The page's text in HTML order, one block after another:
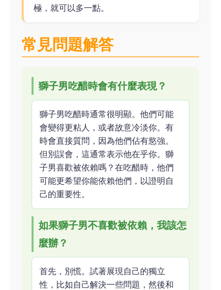
極，就可以多一點。
常見問題解答
獅子男吃醋時會有什麼表現？
獅子男吃醋時通常很明顯。他們可能
會變得更粘人，或者故意冷淡你。有
時會直接質問，因為他們佔有慾強。
但別誤會，這通常表示他在乎你。獅
子男喜歡被依賴嗎？在吃醋時，他們
可能更希望你能依賴他們，以證明自
己的重要性。
如果獅子男不喜歡被依賴，我該怎
麼辦？
首先，別慌。試著展現自己的獨立
性，比如自己解決一些問題，然後和